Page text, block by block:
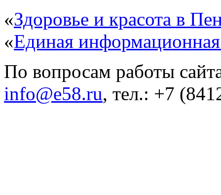
«Здоровье и красота в
«Единая
По вопросам работы
info@e58.ru, тел.: +7